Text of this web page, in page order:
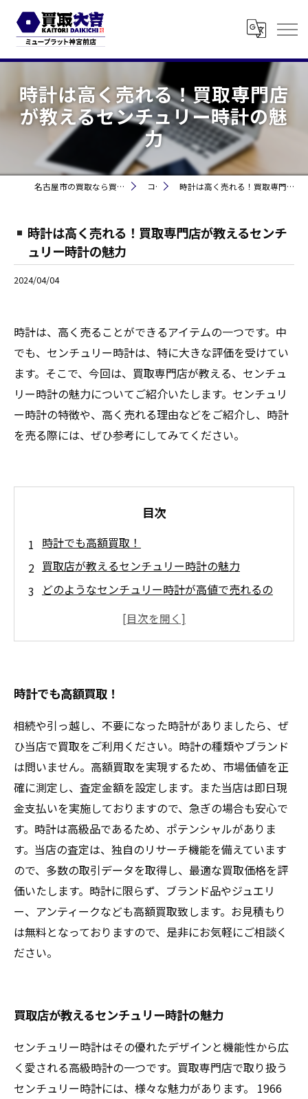
時計は高く売れる！買取専門店
が教えるセンチュリー時計の魅
力
名古屋市の買取なら買取大吉 ミュープラット神宮前 コラム 時計は高く売れる！買取専門店が教えるセンチュリー時計の魅力
時計は高く売れる！買取専門店が教えるセンチ
ュリー時計の魅力
2024/04/04
時計は、高く売ることができるアイテムの一つです。中
でも、センチュリー時計は、特に大きな評価を受けてい
ます。そこで、今回は、買取専門店が教える、センチュ
リー時計の魅力についてご紹介いたします。センチュリ
ー時計の特徴や、高く売れる理由などをご紹介し、時計
を売る際には、ぜひ参考にしてみてください。
目次
時計でも高額買取！
買取店が教えるセンチュリー時計の魅力
どのようなセンチュリー時計が高値で売れるの
時計でも高額買取！
相続や引っ越し、不要になった時計がありましたら、ぜ
ひ当店で買取をご利用ください。時計の種類やブランド
は問いません。高額買取を実現するため、市場価値を正
確に測定し、査定金額を設定します。また当店は即日現
金支払いを実施しておりますので、急ぎの場合も安心で
す。時計は高級品であるため、ポテンシャルがありま
す。当店の査定は、独自のリサーチ機能を備えています
ので、多数の取引データを取得し、最適な買取価格を評
価いたします。時計に限らず、ブランド品やジュエリ
ー、アンティークなども高額買取致します。お見積もり
は無料となっておりますので、是非にお気軽にご相談く
ださい。
買取店が教えるセンチュリー時計の魅力
センチュリー時計はその優れたデザインと機能性から広
く愛される高級時計の一つです。買取専門店で取り扱う
センチュリー時計には、様々な魅力があります。 1966